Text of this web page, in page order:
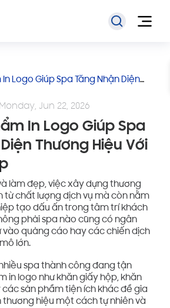
Logo Giúp Spa Tăng Nhận Diện
Monday, Jun 22, 2026
In Logo Giúp Spa
Thương Hiệu Với
làm đẹp, việc xây dựng thương
từ chất lượng dịch vụ mà còn nằm
tạo dấu ấn trong tâm trí khách
phải spa nào cũng có ngân
vào quảng cáo hay các chiến dịch
lớn.
spa thành công đang tận
in logo như khăn giấy hộp, khăn
các sản phẩm tiện ích khác để gia
hiệu một cách tự nhiên và